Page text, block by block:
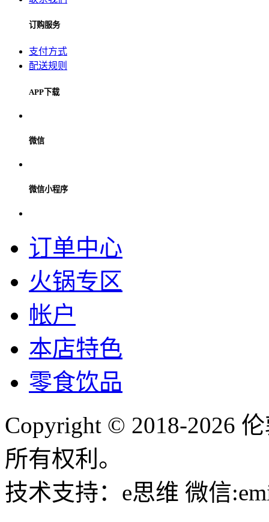
订购服务
支付方式
配送规则
APP下载
微信
微信小程序
订单中心
火锅专区
帐户
本店特色
零食饮品
Copyright © 2018-2026
所有权利。
技术支持：e思维 微信